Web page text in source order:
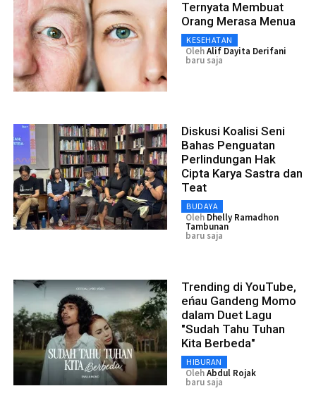
Ternyata Membuat
Orang Merasa Menua
KESEHATAN
OlehAlif Dayita Derifani
baru saja
Diskusi Koalisi Seni
Bahas Penguatan
Perlindungan Hak
Cipta Karya Sastra dan
Teat
BUDAYA
Oleh Dhelly Ramadhon
Tambunan
baru saja
Trending di YouTube,
eńau Gandeng Momo
dalam Duet Lagu
"Sudah Tahu Tuhan
Kita Berbeda"
HIBURAN
OlehAbdul Rojak
baru saja